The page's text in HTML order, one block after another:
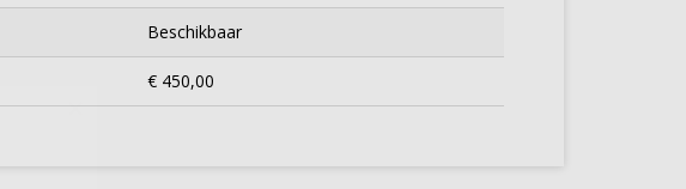
Beschikbaar
€ 450,00
×